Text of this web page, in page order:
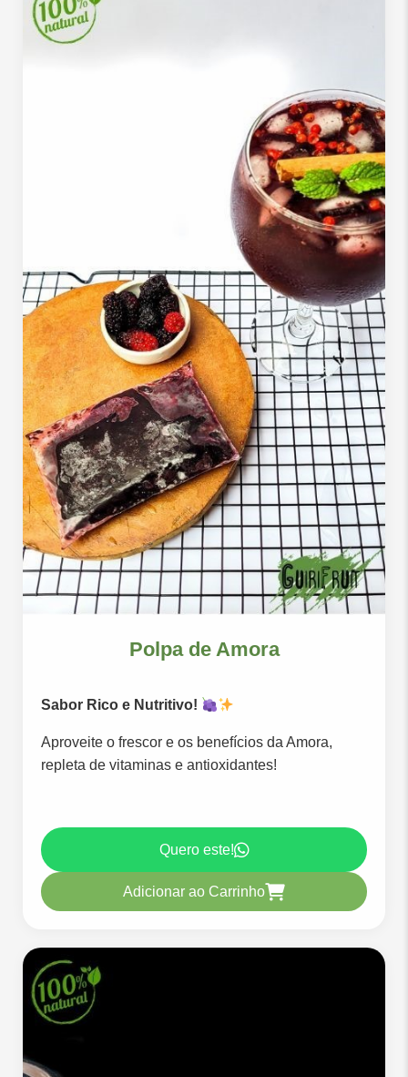
Polpa de Amora
Sabor Rico e Nutritivo!
Aproveite o frescor e os benefícios da Amora,
repleta de vitaminas e antioxidantes!
Quero este!
Adicionar ao Carrinho